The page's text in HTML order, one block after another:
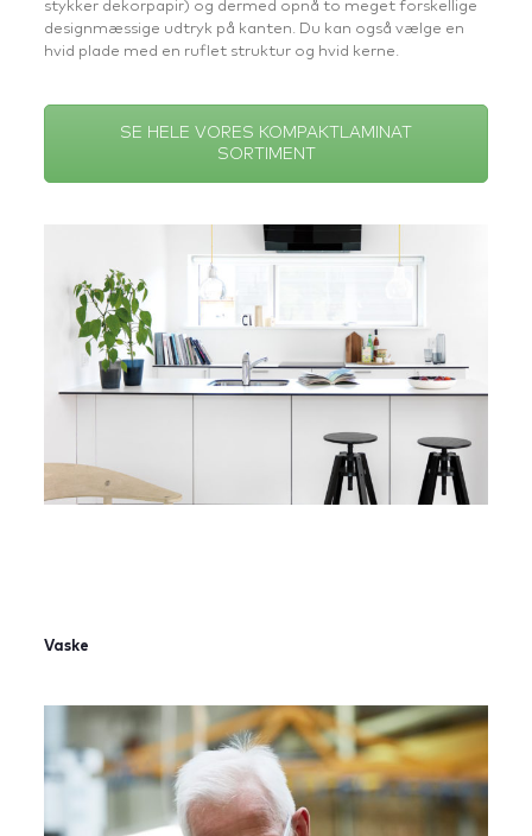
stykker dekorpapir) og dermed opnå to meget forskellige
designmæssige udtryk på kanten. Du kan også vælge en
hvid plade med en ruflet struktur og hvid kerne.
SE HELE VORES KOMPAKTLAMINAT
SORTIMENT
Vaske